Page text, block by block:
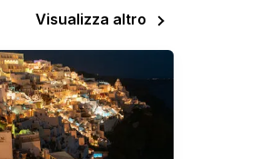
Visualizza altro